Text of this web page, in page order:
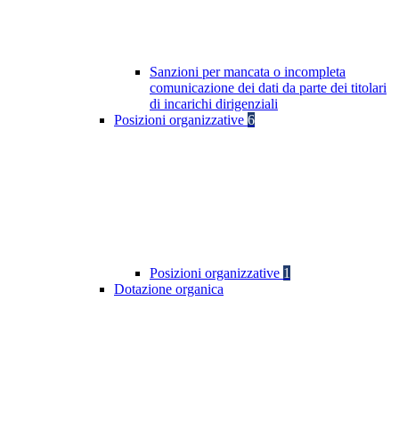
Sanzioni per mancata o incompleta
comunicazione dei dati da parte dei titolari
di incarichi dirigenziali
Posizioni organizzative 6
Posizioni organizzative 1
Dotazione organica